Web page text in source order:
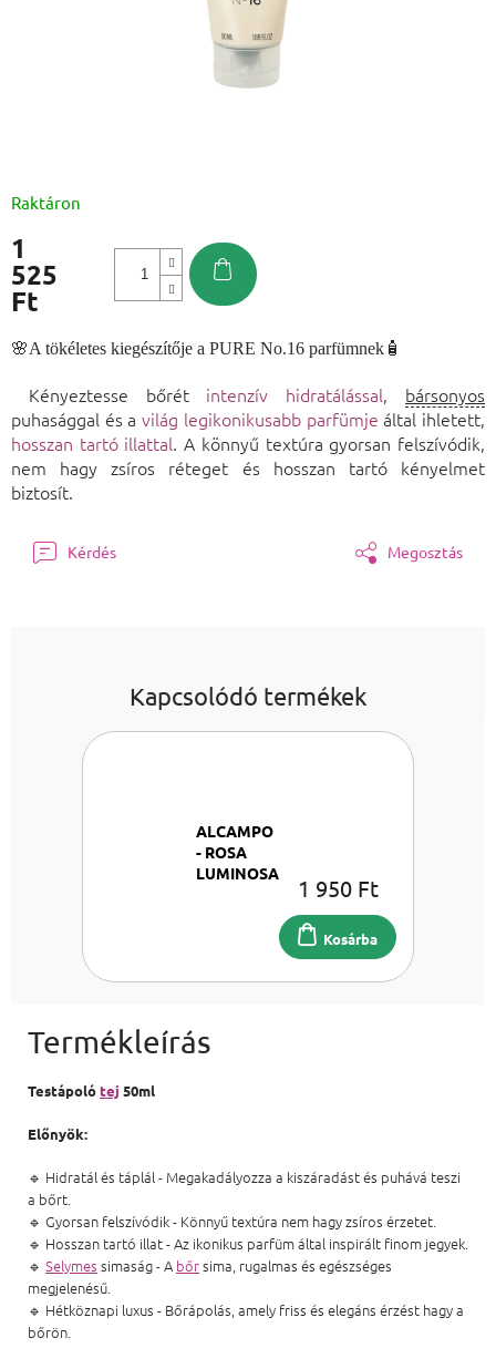
1
525
Ft
Raktáron
🌸A tökéletes kiegészítője a PURE No.16 parfümnek🧴
Kényeztesse bőrét intenzív hidratálással, bársonyos
puhasággal és avilág legikonikusabb parfümje által ihletett,
hosszan tartó illattal. A könnyű textúra gyorsan felszívódik,
nem hagy zsíros réteget és hosszan tartó kényelmet
biztosít.
Kérdés Megosztás
Kapcsolódó termékek
ALCAMPO
- ROSA
LUMINOSA
1 950 Ft
Kosárba
Testápolótej 50ml
Előnyök:
🔹 Hidratál és táplál - Megakadályozza a kiszáradást és puhává teszi
a bőrt.
🔹 Gyorsan felszívódik - Könnyű textúra nem hagy zsíros érzetet.
🔹 Hosszan tartó illat - Az ikonikus parfüm által inspirált finom jegyek.
🔹 Selymes simaság - A bőrsima, rugalmas és egészséges
megjelenésű.
🔹 Hétköznapi luxus - Bőrápolás, amely friss és elegáns érzést hagy a
bőrön.